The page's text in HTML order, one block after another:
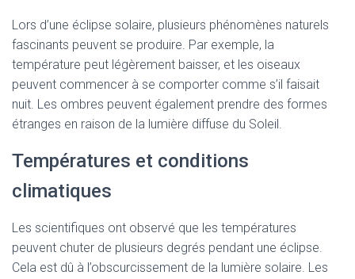
Lors d’une éclipse solaire, plusieurs phénomènes naturels
fascinants peuvent se produire. Par exemple, la
température peut légèrement baisser, et les oiseaux
peuvent commencer à se comporter comme s’il faisait
nuit. Les ombres peuvent également prendre des formes
étranges en raison de la lumière diffuse du Soleil.
Températures et conditions
climatiques
Les scientifiques ont observé que les températures
peuvent chuter de plusieurs degrés pendant une éclipse.
Cela est dû à l’obscurcissement de la lumière solaire. Les